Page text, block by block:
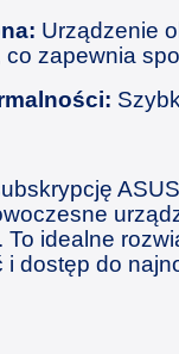
Urządzenie
co zapewnia
To idealne
i dostęp do